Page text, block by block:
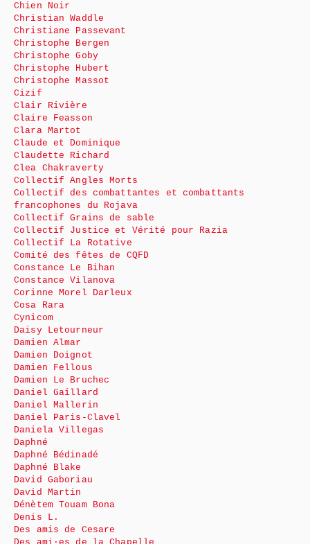
Chien Noir
Christian Waddle
Christiane Passevant
Christophe Bergen
Christophe Goby
Christophe Hubert
Christophe Massot
Cizif
Clair Rivière
Claire Feasson
Clara Martot
Claude et Dominique
Claudette Richard
Clea Chakraverty
Collectif Angles Morts
Collectif des combattantes et combattants
francophones du Rojava
Collectif Grains de sable
Collectif Justice et Vérité pour Razia
Collectif La Rotative
Comité des fêtes de CQFD
Constance Le Bihan
Constance Vilanova
Corinne Morel Darleux
Cosa Rara
Cynicom
Daisy Letourneur
Damien Almar
Damien Doignot
Damien Fellous
Damien Le Bruchec
Daniel Gaillard
Daniel Mallerin
Daniel Paris-Clavel
Daniela Villegas
Daphné
Daphné Bédinadé
Daphné Blake
David Gaboriau
David Martin
Dénètem Touam Bona
Denis L.
Des amis de Cesare